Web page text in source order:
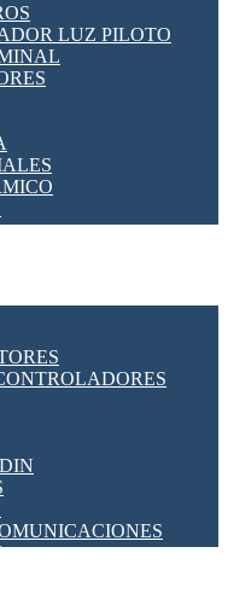
LUZ PILOTO
Y PROCESO
DE CORRIENTE
PROGRAMABLES